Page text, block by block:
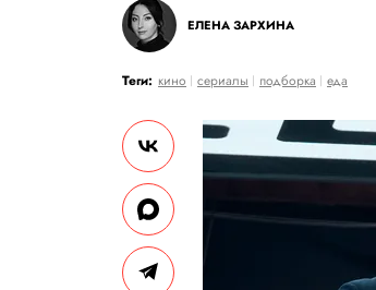
ЕЛЕНА ЗАРХИНА
Теги: кино сериалы подборка еда